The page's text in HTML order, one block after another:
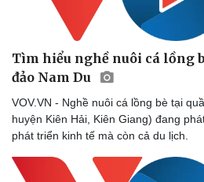
Thể thao
Bóng đá
Lịch thi đấu bóng đá
Thế giới thể thao
eSports
Ô
Ô
Tìm hiểu nghề nuôi cá lồng
đảo Nam Du
VOV.VN - Nghề nuôi cá lồng bè tại
huyện Kiên Hải, Kiên Giang) đang
phát triển kinh tế mà còn cả du lịch.